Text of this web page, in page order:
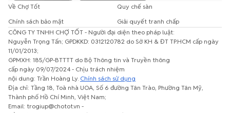
Về Chợ Tốt
Quy chế sàn
Chính sách bảo mật
Giải quyết tranh chấp
CÔNG TY TNHH CHỢ TỐT - Người đại diện theo pháp luật:
Nguyễn Trọng Tấn; GPDKKD: 0312120782 do Sở KH & ĐT TP.HCM cấp ngày
11/01/2013;
GPMXH: 185/GP-BTTTT do Bộ Thông tin và Truyền thông
cấp ngày 09/07/2024 - Chịu trách nhiệm
nội dung: Trần Hoàng Ly. Chính sách sử dụng
Địa chỉ: Tầng 18, Toà nhà UOA, Số 6 đường Tân Trào, Phường Tân Mỹ,
Thành phố Hồ Chí Minh, Việt Nam;
Email: trogiup@chotot.vn -